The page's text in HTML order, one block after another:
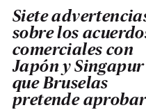
Siete
sobre los
comerciales con
Japón y Singapur
que Bruselas
pretende